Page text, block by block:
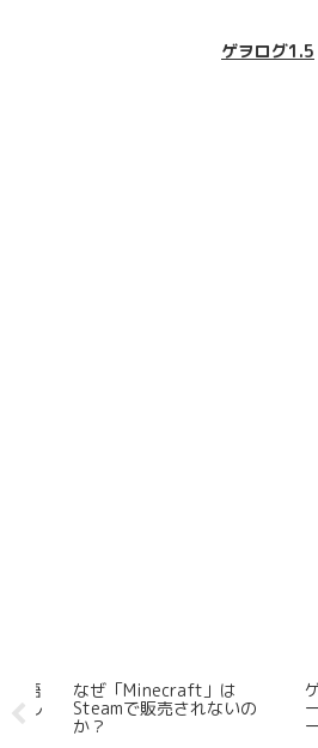
ゲヲログ1.5
なぜ「Minecraft」は
Steamで販売されないの
か？
ゲ
ー
ー